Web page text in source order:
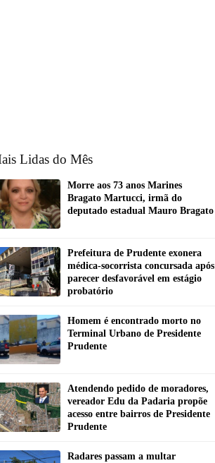
Lidas do Mês
Morre aos 73 anos Marines
Bragato Martucci, irmã do
deputado estadual Mauro Bragato
Prefeitura de Prudente exonera
médica-socorrista concursada após
parecer desfavorável em estágio
probatório
Homem é encontrado morto no
Terminal Urbano de Presidente
Prudente
Atendendo pedido de moradores,
vereador Edu da Padaria propõe
acesso entre bairros de Presidente
Prudente
Radares passam a multar